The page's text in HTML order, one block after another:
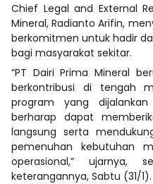
Chief Legal and External
Mineral, Radianto Arifin,
berkomitmen untuk hadir
bagi masyarakat sekitar.
“PT Dairi Prima Mineral
berkontribusi di tengah
program yang
berharap dapat
langsung serta
pemenuhan kebutuhan
operasional,” ujarnya,
keterangannya, Sabtu (31/1).